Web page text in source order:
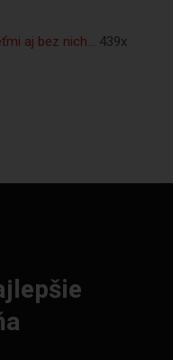
aj bez nich… 439x